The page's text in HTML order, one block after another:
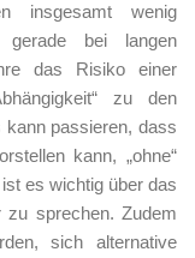
insgesamt wenig
gerade bei langen
das Risiko einer
zu den
kann passieren, dass
kann, „ohne“
es wichtig über das
zu sprechen. Zudem
sich alternative